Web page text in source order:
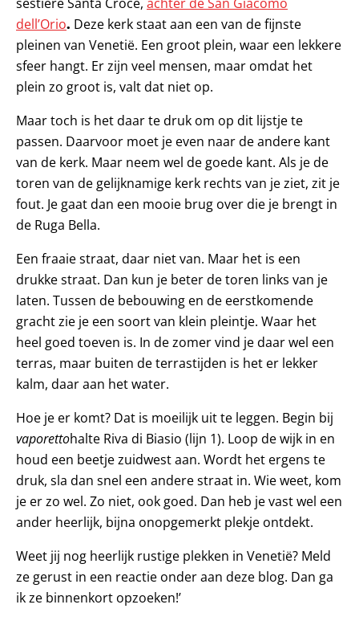
sestiere Santa Croce, achter de San Giacomo
dell’Orio. Deze kerk staat aan een van de fijnste
pleinen van Venetië. Een groot plein, waar een lekkere
sfeer hangt. Er zijn veel mensen, maar omdat het
plein zo groot is, valt dat niet op.
Maar toch is het daar te druk om op dit lijstje te
passen. Daarvoor moet je even naar de andere kant
van de kerk. Maar neem wel de goede kant. Als je de
toren van de gelijknamige kerk rechts van je ziet, zit je
fout. Je gaat dan een mooie brug over die je brengt in
de Ruga Bella.
Een fraaie straat, daar niet van. Maar het is een
drukke straat. Dan kun je beter de toren links van je
laten. Tussen de bebouwing en de eerstkomende
gracht zie je een soort van klein pleintje. Waar het
heel goed toeven is. In de zomer vind je daar wel een
terras, maar buiten de terrastijden is het er lekker
kalm, daar aan het water.
Hoe je er komt? Dat is moeilijk uit te leggen. Begin bij
vaporettohalte Riva di Biasio (lijn 1). Loop de wijk in en
houd een beetje zuidwest aan. Wordt het ergens te
druk, sla dan snel een andere straat in. Wie weet, kom
je er zo wel. Zo niet, ook goed. Dan heb je vast wel een
ander heerlijk, bijna onopgemerkt plekje ontdekt.
Weet jij nog heerlijk rustige plekken in Venetië? Meld
ze gerust in een reactie onder aan deze blog. Dan ga
ik ze binnenkort opzoeken!’